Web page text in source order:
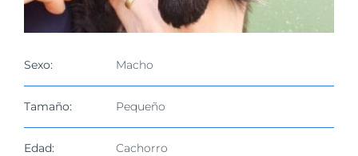
Sexo: Macho
Tamaño: Pequeño
Edad: Cachorro